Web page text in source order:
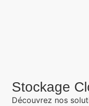
Stockage
Découvrez nos